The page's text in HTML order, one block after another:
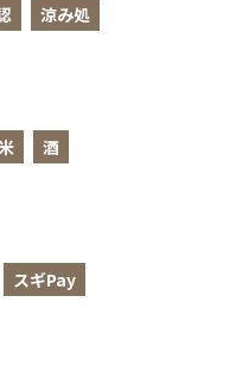
涼み処
酒
スギPay